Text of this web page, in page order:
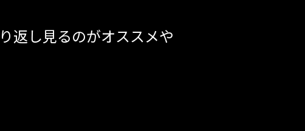
返し見るのがオススメや